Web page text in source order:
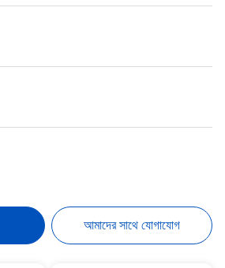
আমাদের সাথে যোগাযোগ